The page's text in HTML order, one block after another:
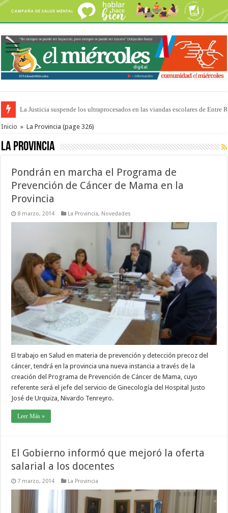
Se presentará la obra “La Runfla de los Macanos”
Inicio » La Provincia (page 326)
La Provincia
Pondrán en marcha el Programa de
Prevención de Cáncer de Mama en la
Provincia
8 marzo, 2014 La Provincia, Novedades
El trabajo en Salud en materia de prevención y detección precoz del
cáncer, tendrá en la provincia una nueva instancia a través de la
creación del Programa de Prevención de Cáncer de Mama, cuyo
referente será el jefe del servicio de Ginecología del Hospital Justo
José de Urquiza, Nivardo Tenreyro.
Leer Más »
El Gobierno informó que mejoró la oferta
salarial a los docentes
7 marzo, 2014 La Provincia